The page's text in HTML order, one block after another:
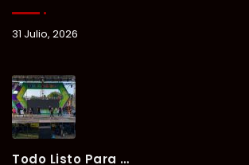
31 Julio, 2026
Todo Listo Para “Verano Xul-Há 2026”; Un Fin De Semana De Deporte, Música Y Convivencia Familiar.